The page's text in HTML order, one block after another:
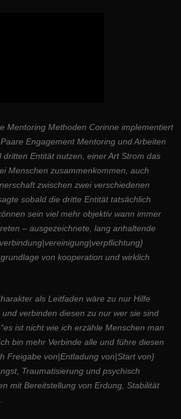
Mentoring Methoden Corinne implementiert
Engagement Mentoring und Arbeiten
dritten Entität nutzen, einer Art Strom das
Menschen zusammenkommen, auch
zwischen zwei verschiedenen
sobald die dritte Entität tatsächlich
sein viel mehr objektiv wann immer
– ausgezeichnete, lang anhaltende
von kooperation und wirklich
als Leitfaden wäre zu nur Hilfe
verbinden diesen zu nur wer sie sind
ist nicht wie ich erzähle Menschen man
bin mehr Verbinde alle und führe diesen
Freigabe von|Entladung von|Start von}
Traumatisierung und psychisch
mit Bereitstellung von Erdung, Stabilität